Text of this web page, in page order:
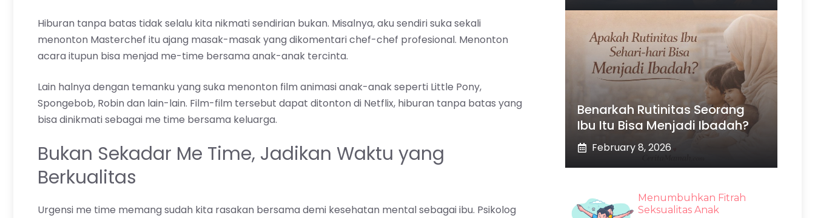
Hiburan tanpa batas tidak selalu kita nikmati sendirian bukan. Misalnya, aku sendiri suka sekali
menonton Masterchef itu ajang masak-masak yang dikomentari chef-chef profesional. Menonton
acara itupun bisa menjad me-time bersama anak-anak tercinta.
Lain halnya dengan temanku yang suka menonton film animasi anak-anak seperti Little Pony,
Spongebob, Robin dan lain-lain. Film-film tersebut dapat ditonton di Netflix, hiburan tanpa batas yang
bisa dinikmati sebagai me time bersama keluarga.
Bukan Sekadar Me Time, Jadikan Waktu yang
Berkualitas
Urgensi me time memang sudah kita rasakan bersama demi kesehatan mental sebagai ibu. Psikolog
Benarkah Rutinitas Seorang
Ibu Itu Bisa Menjadi Ibadah?
February 8, 2026
Menumbuhkan Fitrah
Seksualitas Anak